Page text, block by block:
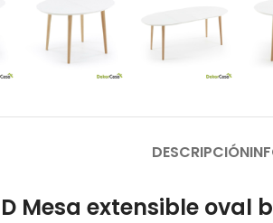
DESCRIPCIÓN
Mesa extensible oval